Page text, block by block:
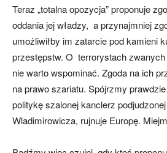
Teraz „totalna opozycja” proponuje
oddania jej władzy, a przynajmniej
umożliwiłby im zatarcie pod kamieni
przestępstw. O terrorystach zwanych
nie warto wspominać. Zgoda na ich
na prawo szariatu. Spójrzmy
politykę szalonej kanclerz
Wladimirowicza, rujnuje Europę.